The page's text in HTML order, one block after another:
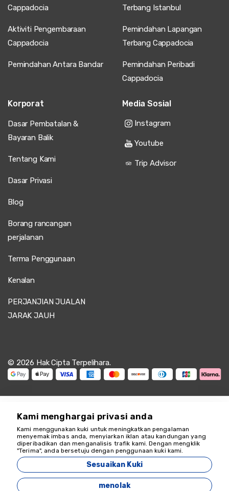
Cappadocia
Terbang Istanbul
Aktiviti Pengembaraan
Cappadocia
Pemindahan Lapangan
Terbang Cappadocia
Pemindahan Antara Bandar
Pemindahan Peribadi
Cappadocia
Korporat
Dasar Pembatalan &
Bayaran Balik
Tentang Kami
Dasar Privasi
Blog
Borang rancangan
perjalanan
Terma Penggunaan
Kenalan
PERJANJIAN JUALAN
JARAK JAUH
Media Sosial
Instagram
Youtube
Trip Advisor
© 2026 Hak Cipta Terpelihara.
18349
Zeyvona Travel - 18349
Kami menghargai privasi anda
Kami menggunakan kuki untuk meningkatkan pengalaman
menyemak imbas anda, menyiarkan iklan atau kandungan yang
diperibadikan dan menganalisis trafik kami. Dengan mengklik
"Terima", anda bersetuju dengan penggunaan kuki kami.
Sesuaikan Kuki
menolak
Kami di sini untuk
membantu